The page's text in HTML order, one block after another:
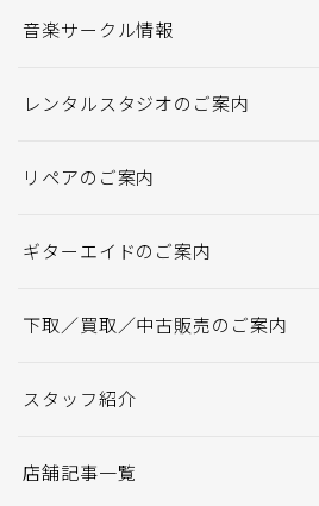
音楽サークル情報
レンタルスタジオのご案内
リペアのご案内
ギターエイドのご案内
下取／買取／中古販売のご案内
スタッフ紹介
店舗記事一覧